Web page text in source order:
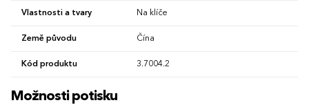
Vlastnosti a tvary Na klíče
Země původu Čína
Kód produktu 3.7004.2
Možnosti potisku